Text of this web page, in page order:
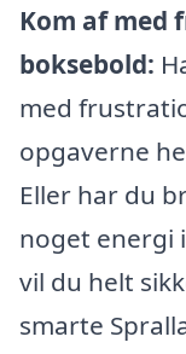
Kom af med
boksebold:
med
opgaverne
Eller har du
noget energi
vil du helt
smarte